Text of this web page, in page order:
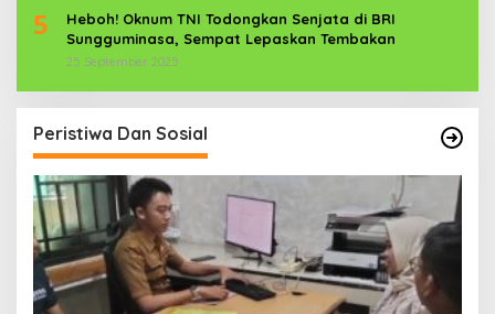
5
Heboh! Oknum TNI Todongkan Senjata di BRI
Sungguminasa, Sempat Lepaskan Tembakan
25 September 2025
Peristiwa Dan Sosial